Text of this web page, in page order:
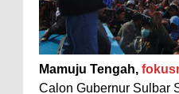
Mamuju Tengah,
Calon Gubernur Sulbar